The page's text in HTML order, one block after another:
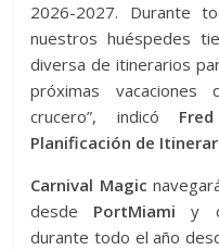
2026-2027. Durante
nuestros huéspedes
diversa de itinerarios
próximas
crucero”, indicó
Planificación de
Carnival Magic
desde PortMiami y
durante todo el año